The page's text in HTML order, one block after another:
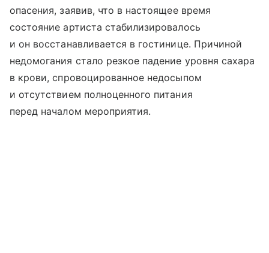
опасения, заявив, что в настоящее время
состояние артиста стабилизировалось
и он восстанавливается в гостинице. Причиной
недомогания стало резкое падение уровня сахара
в крови, спровоцированное недосыпом
и отсутствием полноценного питания
перед началом мероприятия.